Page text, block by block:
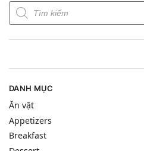
DANH MỤC
Ăn vặt
Appetizers
Breakfast